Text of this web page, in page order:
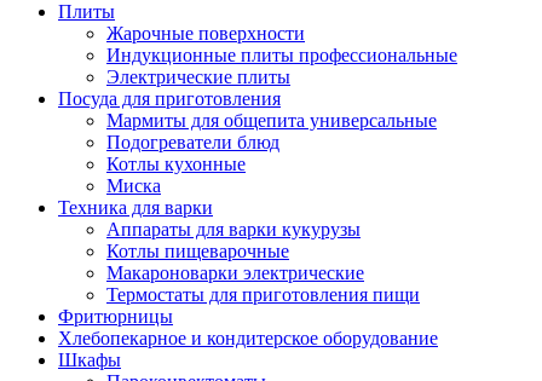
Плиты
Жарочные поверхности
Индукционные плиты профессиональные
Электрические плиты
Посуда для приготовления
Мармиты для общепита универсальные
Подогреватели блюд
Котлы кухонные
Миска
Техника для варки
Аппараты для варки кукурузы
Котлы пищеварочные
Макароноварки электрические
Термостаты для приготовления пищи
Фритюрницы
Хлебопекарное и кондитерское оборудование
Шкафы